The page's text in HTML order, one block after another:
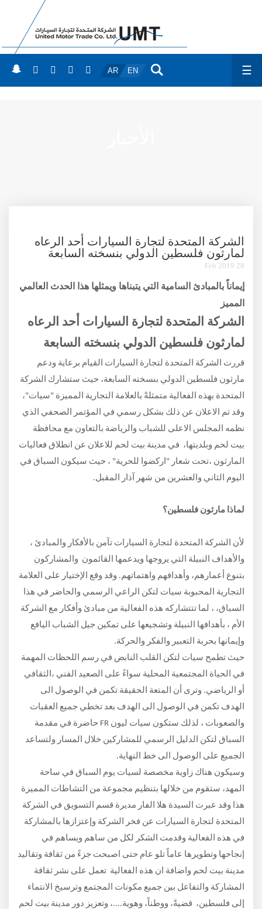
☰
AR EN
الشركة المتحدة لتجارة السيارات أحد الرعاه
لمارثون فلسطين الدولي بنسخته السابعة
28 Feb 2019
إيماناً بالمبادئ السامية التي يتبناها ويمثلها هذا الحدث العالمي
المميز
الشركة المتحدة لتجارة السيارات أحد الرعاه
لمارثون فلسطين الدولي بنسخته السابعة
قررت الشركة المتحدة لتجارة السيارات القيام برعاية ودعم
مارثون فلسطين الدولي بنسخته السابعة، حيث ستشارك الشركة
المتحدة بهذه الفعالية متمثلةً بالعلامة التجارية المميزة "سيات"،
وقد تم الاعلان عن ذلك بشكل رسمي في المؤتمر الصحفي الذي
نظمه المجلس الاعلى للشباب والرياضة بالتعاون مع محافظة
بيت لحم وبلديتها، في مدينة بيت لحم للاعلان عن انطلاق فعاليات
المارثون ،تحت شعار "اركضوا للحرية" ، حيث سيكون السباق في
اليوم الثاني والعشرين من شهر آذار المقبل.
لماذا مارثون فلسطين؟
لأن الشركة المتحدة لتجارة السيارات تآمن بالأفكار والمبادئ ،
والأهداف النبيلة التي يروجها ويدعمها القائمون والمشاركون
بتنوع أعمارهم، وأهدافهم واهتماتهم. وقد وقع الإختيار على العلامة
التجارية المحبوبة سيات لتكن الراعي الرسمي والحاضر في هذا
السباق، ، لما تتتشاركه هذه الفعالية من مبادئ وأفكار مع الشركة
الأم ، بأهدافها النبيلة وتشجيعها على تمكين جيل الشباب اليافع
وإيمانها بحربة التعبير والفكر والحركة.
حيث تطمح سيات لتكن القلب النابض في رسم اللحظات المهمة
في الحياة المجتمعية المحلية سواءً على الصعيد الفني ،الثقافي
أو الرياضي. وترى أن المتعة الحقيقة تكمن في الوصول الى
الهدف تكمن في الوصول الى الهدف بعد تخطي جميع العقبات
والصعوبات ، لذلك ستكون سيات ليون FR حاضرة في مقدمة
السباق لتكن الدليل الرسمي للمشاركين خلال المسار ولتساعد
الجميع على الوصول الى خط النهاية.
وسيكون هناك زاوية مخصصة لسيات يوم السباق في ساحة
المهد، ستقوم من خلالها بتنظيم مجموعة من التشاطات المميزة
هذا وقد عبرت السيدة هلا الفار مديرة قسم التسويق في الشركة
المتحدة لتجارة السيارات عن فخر الشركة وإعتزازها بالمشاركة
في هذه الفعالية وقدمت الشكر لكل من ساهم ويساهم في
إنجاحها وتطويرها عاماً تلو عام حتى اصبحت جزءً من ثقافة وتقاليد
مدينة بيت لحم واضافة ان هذه الفعالية تعمل على نشر ثقافة
المشاركة والتفاعل بين جميع مكونات المجتمع وترسيخ الانتماء
إلى فلسطين، قضيةً، ووطناً، وهوية....، وتعزيز دور مدينة بيت لحم